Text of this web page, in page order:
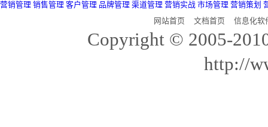
营销管理 销售管理 客户管理 品牌管理 渠道管理 营销实战 市场管理 营销策划
网站首页
文档首页 信息化软
Copyright © 2005-
http://